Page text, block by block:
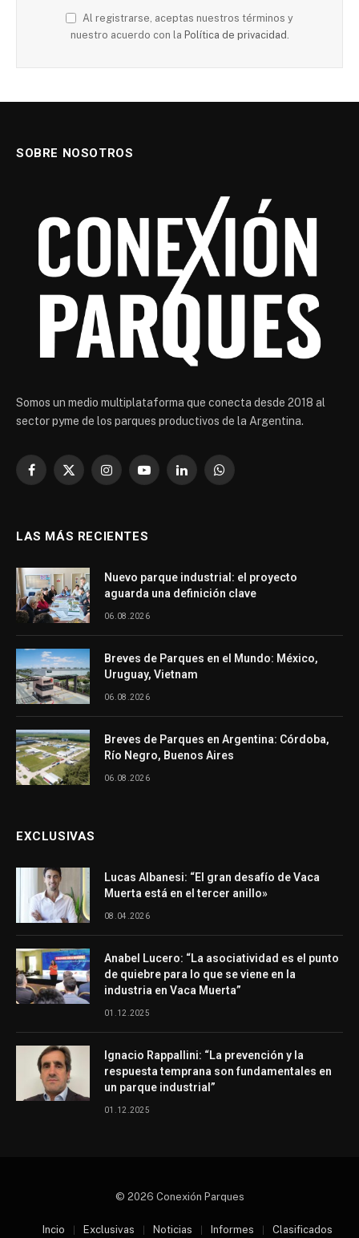
Al registrarse, aceptas nuestros términos y
nuestro acuerdo con la Política de privacidad.
SOBRE NOSOTROS
Somos un medio multiplataforma que conecta desde 2018 al
sector pyme de los parques productivos de la Argentina.
Facebook
X
InstagramYouTubeLinkedInWhatsApp
LAS MÁS RECIENTES
Nuevo parque industrial: el proyecto
aguarda una definición clave
06.08.2026
Breves de Parques en el Mundo: México,
Uruguay, Vietnam
06.08.2026
Breves de Parques en Argentina: Córdoba,
Río Negro, Buenos Aires
06.08.2026
EXCLUSIVAS
Lucas Albanesi: “El gran desafío de Vaca
Muerta está en el tercer anillo»
08.04.2026
Anabel Lucero: “La asociatividad es el punto
de quiebre para lo que se viene en la
industria en Vaca Muerta”
01.12.2025
Ignacio Rappallini: “La prevención y la
respuesta temprana son fundamentales en
un parque industrial”
01.12.2025
© 2026 Conexión Parques
Incio Exclusivas Noticias Informes Clasificados